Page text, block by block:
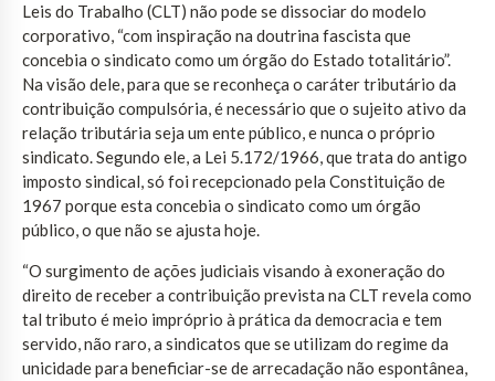
Leis do Trabalho (CLT) não pode se dissociar do modelo
corporativo, “com inspiração na doutrina fascista que
concebia o sindicato como um órgão do Estado totalitário”.
Na visão dele, para que se reconheça o caráter tributário da
contribuição compulsória, é necessário que o sujeito ativo da
relação tributária seja um ente público, e nunca o próprio
sindicato. Segundo ele, a Lei 5.172/1966, que trata do antigo
imposto sindical, só foi recepcionado pela Constituição de
1967 porque esta concebia o sindicato como um órgão
público, o que não se ajusta hoje.
“O surgimento de ações judiciais visando à exoneração do
direito de receber a contribuição prevista na CLT revela como
tal tributo é meio impróprio à prática da democracia e tem
servido, não raro, a sindicatos que se utilizam do regime da
unicidade para beneficiar-se de arrecadação não espontânea,